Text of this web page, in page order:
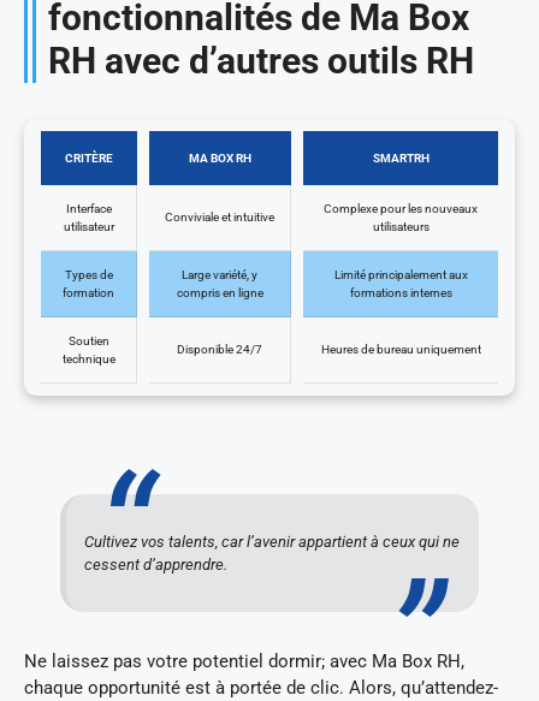
fonctionnalités de Ma Box
RH avec d’autres outils RH
CRITÈRE MA BOX RH SMARTRH
Interface
utilisateur
Conviviale et intuitive
Complexe pour les nouveaux
utilisateurs
Types de
formation
Large variété, y
compris en ligne
Limité principalement aux
formations internes
Soutien
technique
Disponible 24/7 Heures de bureau uniquement
Cultivez vos talents, car l’avenir appartient à ceux qui ne
cessent d’apprendre.
Ne laissez pas votre potentiel dormir; avec Ma Box RH,
chaque opportunité est à portée de clic. Alors, qu’attendez-